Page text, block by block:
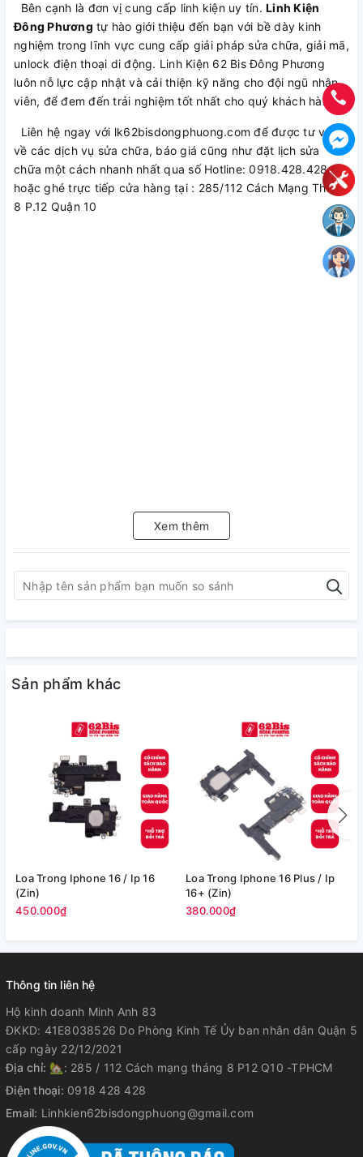
Bên cạnh là đơn vị cung cấp linh kiện uy tín. Linh Kiện
Đông Phương tự hào giới thiệu đến bạn với bề dày kinh
nghiệm trong lĩnh vực cung cấp giải pháp sửa chữa, giải mã,
unlock điện thoại di động. Linh Kiện 62 Bis Đông Phương
luôn nỗ lực cập nhật và cải thiện kỹ năng cho đội ngũ nhân
viên, để đem đến trải nghiệm tốt nhất cho quý khách hàng.
Liên hệ ngay với lk62bisdongphuong.com để được tư vấn
về các dịch vụ sửa chữa, báo giá cũng như đặt lịch sửa
chữa một cách nhanh nhất qua số Hotline: 0918.428.428
hoặc ghé trực tiếp cửa hàng tại : 285/112 Cách Mạng Tháng
8 P.12 Quận 10
Xem thêm
Sản phẩm khác
Loa Trong Iphone 16 / Ip 16
(Zin)
450.000₫
Loa Trong Iphone 16 Plus / Ip
16+ (Zin)
380.000₫
Thông tin liên hệ
Hộ kinh doanh Minh Anh 83
ĐKKD: 41E8038526 Do Phòng Kinh Tế Ủy ban nhân dân Quận 5
cấp ngày 22/12/2021
Địa chỉ: 🏡: 285 / 112 Cách mạng tháng 8 P12 Q10 -TPHCM
Điện thoại: 0918 428 428
Email: Linhkien62bisdongphuong@gmail.com